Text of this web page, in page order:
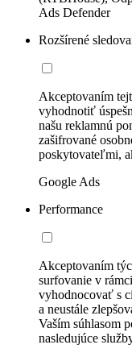
Ads Defender
Rozšírené
Akceptovaním
vyhodnotiť
našu reklamnú
zašifrované
poskytovateľmi,
Google Ads
Performance
Akceptovaním
surfovanie v
vyhodnocovať s
a neustále
Vaším súhlasom
nasledujúce